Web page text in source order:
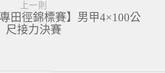
上一則
田徑錦標賽】男甲4×100公
尺接力決賽